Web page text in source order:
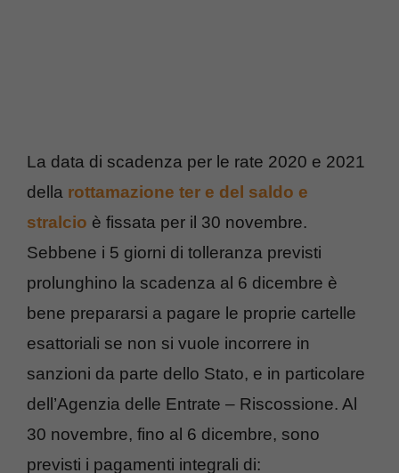
La data di scadenza per le rate 2020 e 2021
della rottamazione ter e del saldo e
stralcio è fissata per il 30 novembre.
Sebbene i 5 giorni di tolleranza previsti
prolunghino la scadenza al 6 dicembre è
bene prepararsi a pagare le proprie cartelle
esattoriali se non si vuole incorrere in
sanzioni da parte dello Stato, e in particolare
dell’Agenzia delle Entrate – Riscossione. Al
30 novembre, fino al 6 dicembre, sono
previsti i pagamenti integrali di: